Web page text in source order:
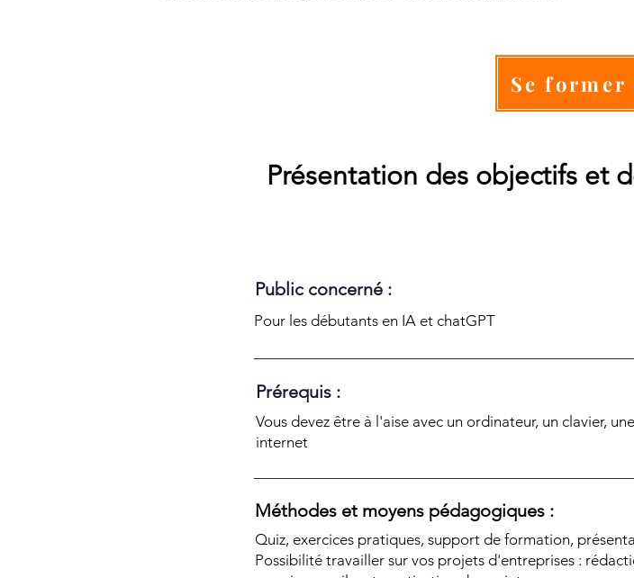
Se
Présentation des objectifs et
Public concerné :
Pour les débutants en IA et chatGPT
Prérequis :
Vous devez être à l'aise avec un ordinateur, un clavier,
internet
Méthodes et moyens pédagogiques :
Quiz, exercices pratiques, support de formation,
Possibilité travailler sur vos projets d'entreprises :